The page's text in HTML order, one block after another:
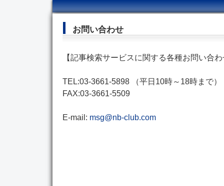
お問い合わせ
【記事検索サービスに関する各種お問い合
TEL:03-3661-5898 （平日10時～18時まで）
FAX:03-3661-5509
E-mail: msg@nb-club.com